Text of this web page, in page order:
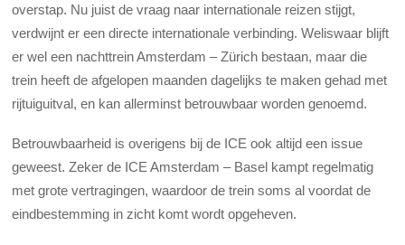
overstap. Nu juist de vraag naar internationale reizen stijgt,
verdwijnt er een directe internationale verbinding. Weliswaar blijft
er wel een nachttrein Amsterdam – Zürich bestaan, maar die
trein heeft de afgelopen maanden dagelijks te maken gehad met
rijtuiguitval, en kan allerminst betrouwbaar worden genoemd.
Betrouwbaarheid is overigens bij de ICE ook altijd een issue
geweest. Zeker de ICE Amsterdam – Basel kampt regelmatig
met grote vertragingen, waardoor de trein soms al voordat de
eindbestemming in zicht komt wordt opgeheven.